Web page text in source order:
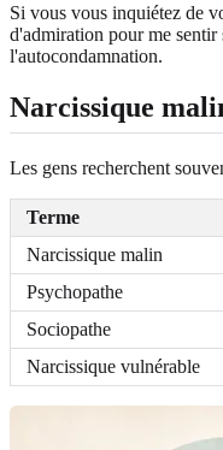
Si vous vous inquiétez de
d'admiration pour me sentir
l'autocondamnation.
Narcissique
Les gens recherchent
Terme
Narcissique malin
Psychopathe
Sociopathe
Narcissique vulnérable